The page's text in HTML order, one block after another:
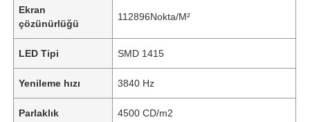
Ekran
çözünürlüğü
112896Nokta/M²
LED Tipi SMD 1415
Yenileme hızı 3840 Hz
Parlaklık 4500 CD/m2